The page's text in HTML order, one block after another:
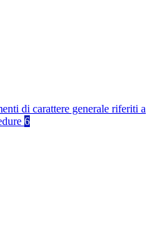
di carattere generale riferiti a
6